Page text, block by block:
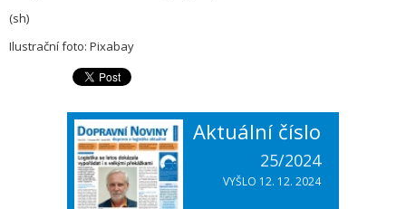
(sh)
Ilustrační foto: Pixabay
Aktuální číslo
25/2024
VYŠLO 12. 12. 2024